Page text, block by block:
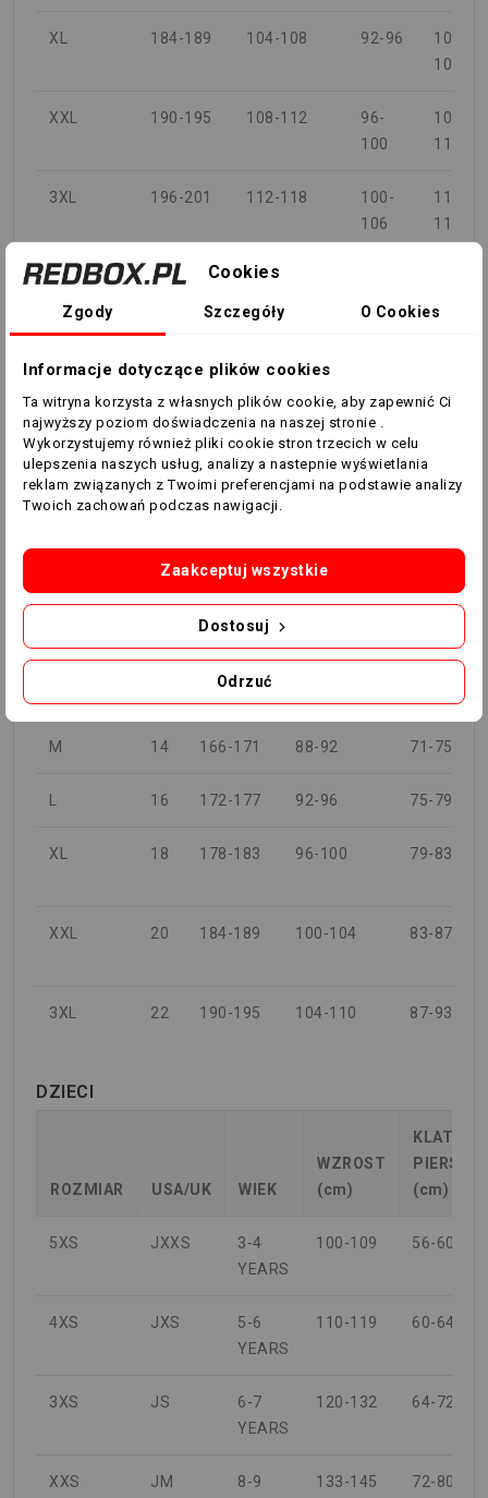
XL 184-189 104-108 92-96
104-
108
XXL 190-195 108-112
96-
100
108-
112
3XL 196-201 112-118
100-
106
112-
118
4XL 202-207 118-124
112
KOBIETA
WZROST
KLATKA
M 14 166-171 88-92 71-75
16 172-177 92-96 75-79
XL 18 178-183 96-100 79-83
XXL 20 184-189 100-104 83-87
3XL 22 190-195 104-110 87-93
DZIECI
ROZMIAR USA/UK WIEK
WZROST
(cm)
KLATKA
(cm)
5XS JXXS
3-4
YEARS
100-109 56-60
4XS JXS
5-6
YEARS
110-119 60-64
3XS JS
6-7
YEARS
120-132 64-72
XXS JM
8-9
133-145 72-80
Cookies
Zgody Szczegóły O Cookies
Informacje dotyczące plików cookies
Ta witryna korzysta z własnych plików cookie, aby zapewnić Ci
najwyższy poziom doświadczenia na naszej stronie .
Wykorzystujemy również pliki cookie stron trzecich w celu
ulepszenia naszych usług, analizy a nastepnie wyświetlania
reklam związanych z Twoimi preferencjami na podstawie analizy
Twoich zachowań podczas nawigacji.
Odrzuć
Dostosuj
Zaakceptuj wszystkie